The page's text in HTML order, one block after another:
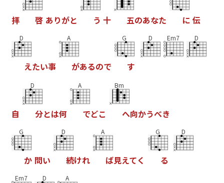
拝 啓 あ りがと う 十 五のあなた に 伝
D
えたい事
A
があるので
G
す
D Em7 D
自
D
分とは何
A
でどこ
Bm
へ向かうべき
G
か 問い
D
続けれ
A
ば見えてく
G
る
D
Em7 D A